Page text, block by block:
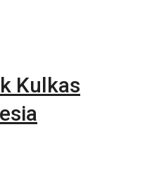
Kulkas